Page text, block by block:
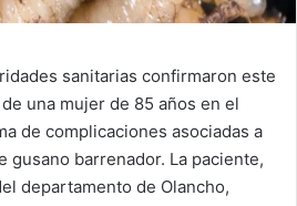
sanitarias confirmaron este
una mujer de 85 años en el
de complicaciones asociadas a
gusano barrenador. La paciente,
departamento de Olancho,